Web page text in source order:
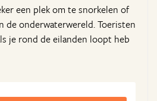
een plek om te snorkelen of
de onderwaterwereld. Toeristen
je rond de eilanden loopt heb